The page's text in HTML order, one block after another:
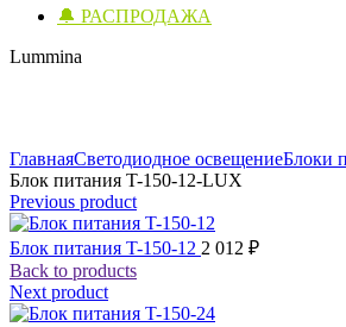
🔔 РАСПРОДАЖА
Lummina
ГлавнаяСветодиодное освещениеБлоки
Блок питания T-150-12-LUX
Previous product
Блок питания T-150-12 2 012 ₽
Back to products
Next product